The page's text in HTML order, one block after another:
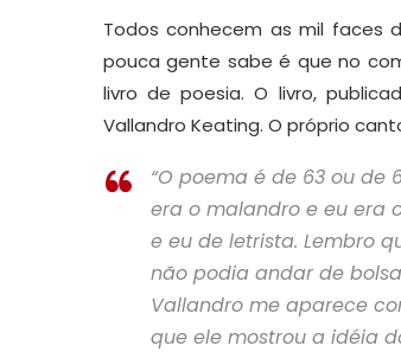
Todos conhecem as mil faces
pouca gente sabe é que no
livro de poesia. O livro,
Vallandro Keating. O próprio
“O poema é de 63 ou de
era o malandro e eu era
e eu de letrista. Lembro
não podia andar de
Vallandro me aparece
que ele mostrou a idéia